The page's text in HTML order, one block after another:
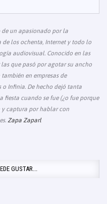
de un apasionado por la
los ochenta, Internet y todo lo
audiovisual. Conocido en las
que pasó por agotar su ancho
en empresas de
o Infinia. De hecho dejó tanta
fiesta cuando se fue (¿o fue porque
y captura por hablar con
Zapa Zaparl
GUSTAR...